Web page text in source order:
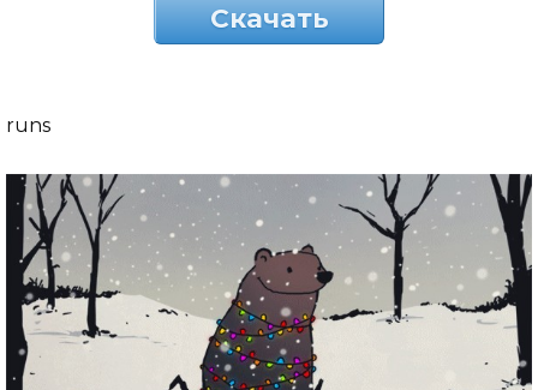
Скачать
runs